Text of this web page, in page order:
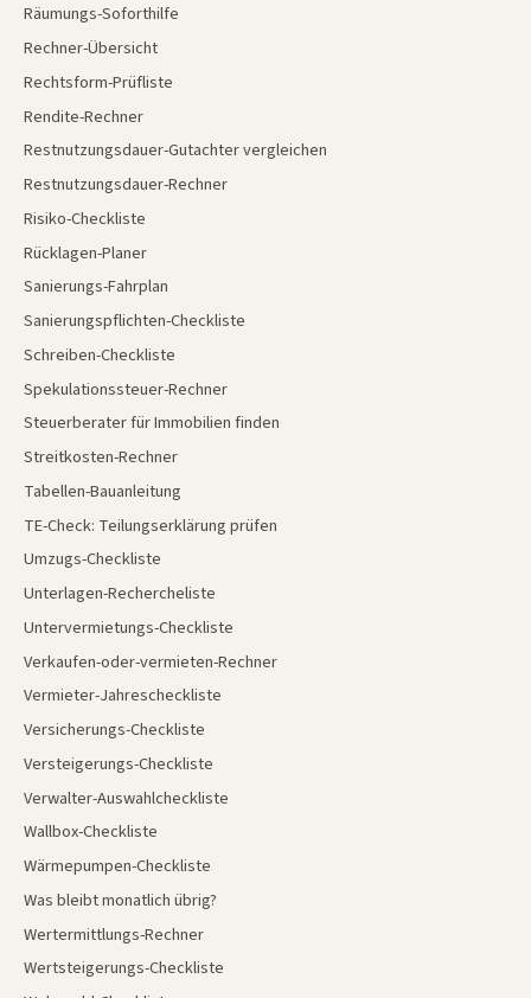
Räumungs-Soforthilfe
Rechner-Übersicht
Rechtsform-Prüfliste
Rendite-Rechner
Restnutzungsdauer-Gutachter vergleichen
Restnutzungsdauer-Rechner
Risiko-Checkliste
Rücklagen-Planer
Sanierungs-Fahrplan
Sanierungspflichten-Checkliste
Schreiben-Checkliste
Spekulationssteuer-Rechner
Steuerberater für Immobilien finden
Streitkosten-Rechner
Tabellen-Bauanleitung
TE-Check: Teilungserklärung prüfen
Umzugs-Checkliste
Unterlagen-Rechercheliste
Untervermietungs-Checkliste
Verkaufen-oder-vermieten-Rechner
Vermieter-Jahrescheckliste
Versicherungs-Checkliste
Versteigerungs-Checkliste
Verwalter-Auswahlcheckliste
Wallbox-Checkliste
Wärmepumpen-Checkliste
Was bleibt monatlich übrig?
Wertermittlungs-Rechner
Wertsteigerungs-Checkliste